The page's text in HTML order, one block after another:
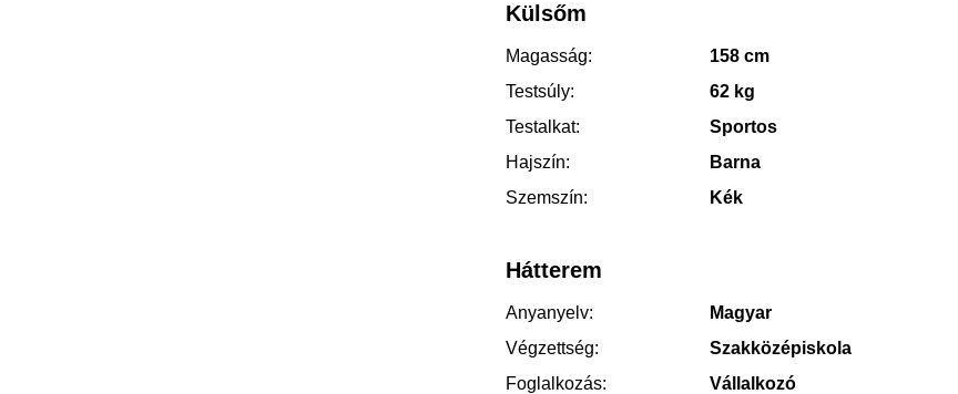
Külsőm
Magasság:
158 cm
Testsúly:
62 kg
Testalkat:
Sportos
Hajszín:
Barna
Szemszín:
Kék
Hátterem
Anyanyelv:
Magyar
Végzettség:
Szakközépiskola
Foglalkozás:
Vállalkozó